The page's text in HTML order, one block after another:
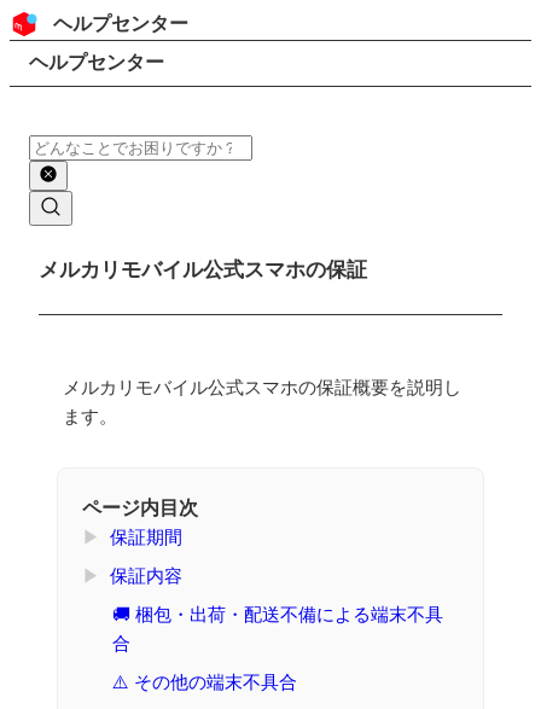
コンテンツにスキップ
ヘッダー
ヘルプセンター
検索
パンくずリスト
ヘルプセンター
検索
メインコンテンツ
メルカリモバイル公式スマホの保証
メルカリモバイル公式スマホの保証概要を説明し
ます。
ページ内目次
▶
保証期間
▶
保証内容
🚚 梱包・出荷・配送不備による端末不具
合
⚠️ その他の端末不具合